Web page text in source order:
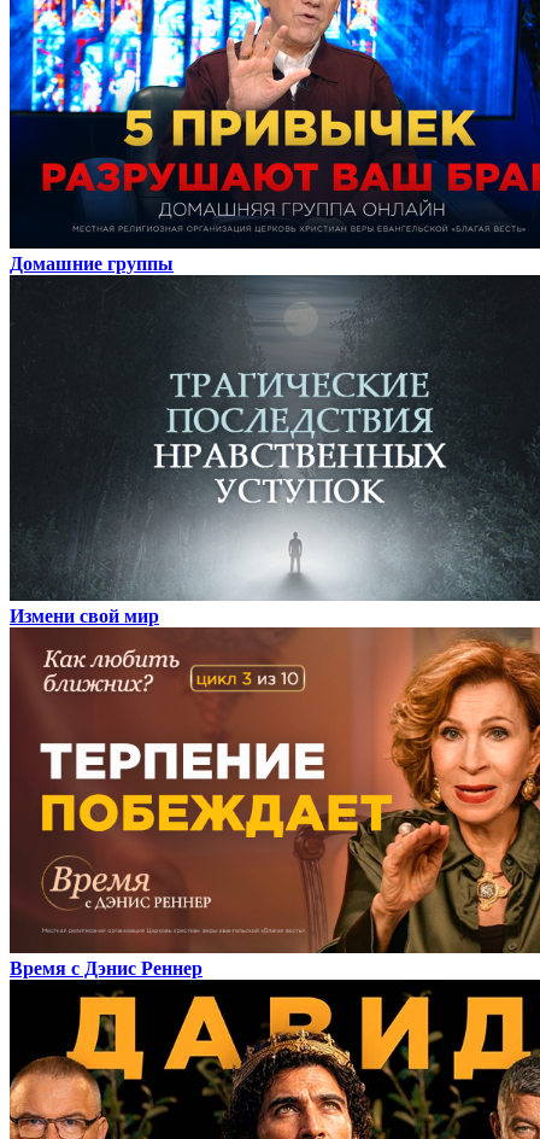
Домашние группы
Измени свой мир
Время с Дэнис Реннер